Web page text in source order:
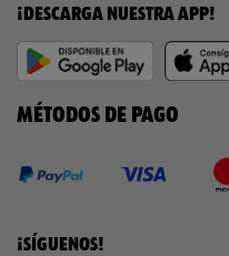
¡DESCARGA NUESTRA APP!
MÉTODOS DE PAGO
¡SÍGUENOS!